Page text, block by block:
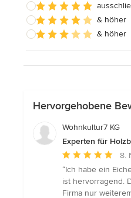
Schreinerarbeiten
Holzbehandlung
& höher
& höher
Hervorgehobene
Wohnkultur7 KG
Experten für
Durchschnittliche
Bewertung:
5
von
8.
“Ich habe ein
ist hervorragend.
Firma nur